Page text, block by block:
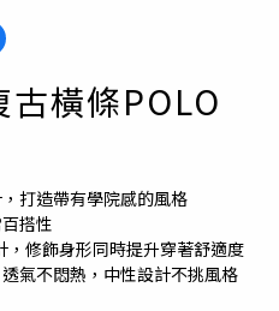
橫條POLO
打造帶有學院感的風格
搭性
修飾身形同時提升穿著舒適度
氣不悶熱，中性設計不挑風格